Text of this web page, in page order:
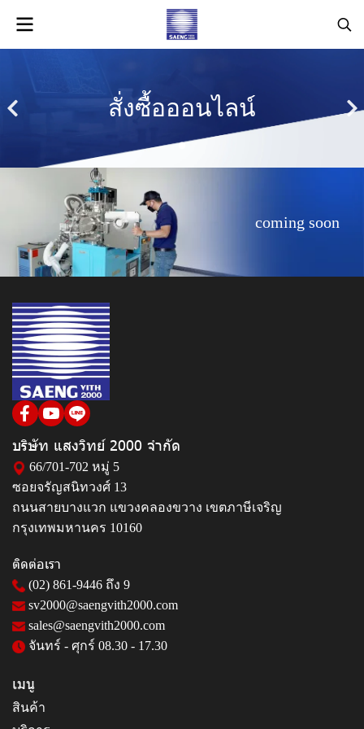
สั่งซื้อออนไลน์
coming soon
บริษัท แสงวิทย์ 2000 จำกัด
66/701-702 หมู่ 5
ซอยจรัญสนิทวงศ์ 13
ถนนสายบางแวก แขวงคลองขวาง เขตภาษีเจริญ
กรุงเทพมหานคร 10160
ติดต่อเรา
(02) 861-9446 ถึง 9
sv2000@saengvith2000.com
sales@saengvith2000.com
จันทร์ - ศุกร์ 08.30 - 17.30
เมนู
สินค้า